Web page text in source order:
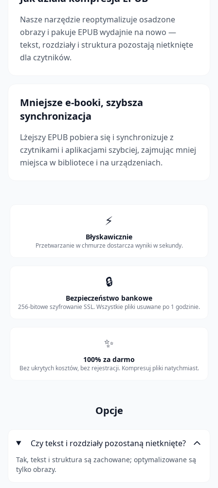
Nasze narzędzie reoptymalizuje osadzone
obrazy i pakuje EPUB wydajnie na nowo —
tekst, rozdziały i struktura pozostają nietknięte
dla czytników.
Mniejsze e-booki, szybsza
synchronizacja
Lżejszy EPUB pobiera się i synchronizuje z
czytnikami i aplikacjami szybciej, zajmując mniej
miejsca w bibliotece i na urządzeniach.
⚡
Błyskawicznie
Przetwarzanie w chmurze dostarcza wyniki w sekundy.
🔒
Bezpieczeństwo bankowe
256-bitowe szyfrowanie SSL. Wszystkie pliki usuwane po 1 godzinie.
✨
100% za darmo
Bez ukrytych kosztów, bez rejestracji. Kompresuj pliki natychmiast.
Opcje
Czy tekst i rozdziały pozostaną nietknięte?
Tak, tekst i struktura są zachowane; optymalizowane są
tylko obrazy.